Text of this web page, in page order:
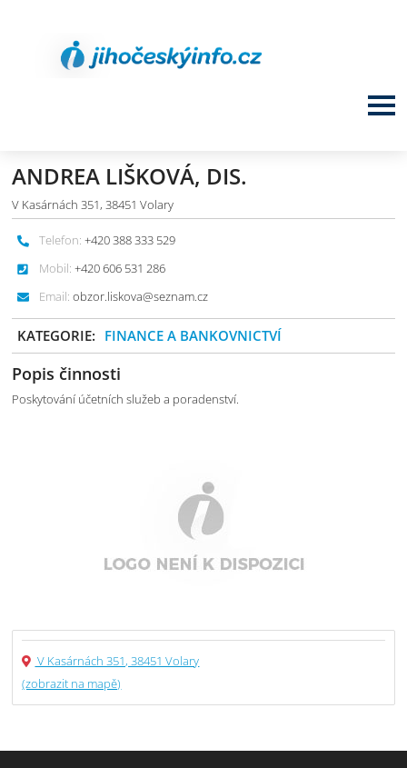
ANDREA LIŠKOVÁ, DIS.
V Kasárnách 351, 38451 Volary
Telefon: +420 388 333 529
Mobil: +420 606 531 286
Email: obzor.liskova@seznam.cz
KATEGORIE: FINANCE A BANKOVNICTVÍ
Popis činnosti
Poskytování účetních služeb a poradenství.
V Kasárnách 351, 38451 Volary
(zobrazit na mapě)